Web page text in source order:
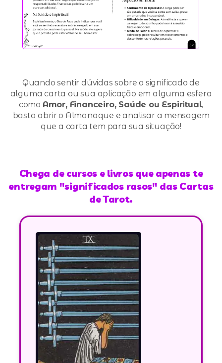
Quando sentir dúvidas sobre o significado de
alguma carta ou sua aplicação em alguma esfera
como Amor, Financeiro, Saúde ou Espiritual,
basta abrir o Almanaque e analisar a mensagem
que a carta tem para sua situação!
Chega de cursos e livros que apenas te
entregam "significados rasos" das Cartas
de Tarot.